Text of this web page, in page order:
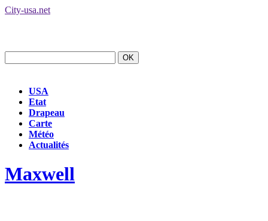
City-usa.net
USA
Etat
Drapeau
Carte
Météo
Actualités
Maxwell